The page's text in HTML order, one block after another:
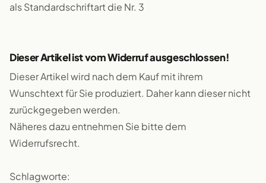
als Standardschriftart die Nr. 3
Dieser Artikel ist vom Widerruf ausgeschlossen!
Dieser Artikel wird nach dem Kauf mit ihrem
Wunschtext für Sie produziert. Daher kann dieser nicht
zurückgegeben werden.
Näheres dazu entnehmen Sie bitte dem
Widerrufsrecht.
Schlagworte: